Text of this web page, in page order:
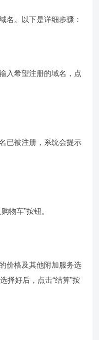
名。以下是详细步骤：
入希望注册的域名，点
已被注册，系统会提示
物车”按钮。
价格及其他附加服务选
择好后，点击“结算”按